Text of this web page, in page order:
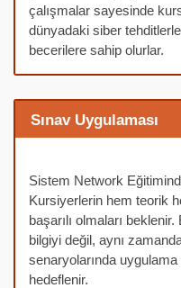
çalışmalar sayesinde
dünyadaki siber
becerilere sahip olurlar.
Sınav Uygulaması
Sistem Network
Kursiyerlerin hem teorik
başarılı olmaları
bilgiyi değil, aynı
senaryolarında
hedeflenir.